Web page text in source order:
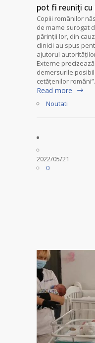
pot fi reuniți
Copiii românilor
de mame surogat
părinții lor, din
clinicii au spus
ajutorul
Externe
demersurile
cetățenilor
Read more
Noutati
2022/05/21
0